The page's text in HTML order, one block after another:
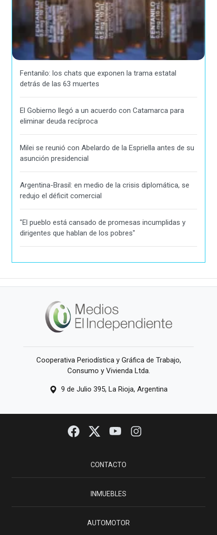
Fentanilo: los chats que exponen la trama estatal
detrás de las 63 muertes
El Gobierno llegó a un acuerdo con Catamarca para
eliminar deuda recíproca
Milei se reunió con Abelardo de la Espriella antes de su
asunción presidencial
Argentina-Brasil: en medio de la crisis diplomática, se
redujo el déficit comercial
"El pueblo está cansado de promesas incumplidas y
dirigentes que hablan de los pobres"
Cooperativa Periodística y Gráfica de Trabajo,
Consumo y Vivienda Ltda.
9 de Julio 395, La Rioja, Argentina
CONTACTO
INMUEBLES
AUTOMOTOR